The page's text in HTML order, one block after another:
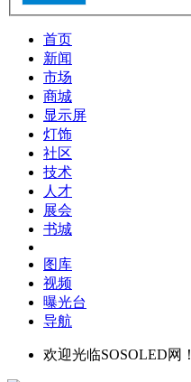
首页
新闻
市场
商城
显示屏
灯饰
社区
技术
人才
展会
书城
图库
视频
曝光台
导航
欢迎光临SOSOLED网！